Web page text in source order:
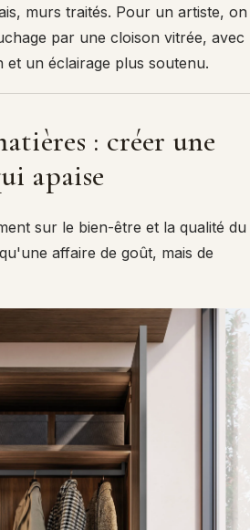
murs traités. Pour un artiste, on
par une cloison vitrée, avec
et un éclairage plus soutenu.
: créer une
apaise
sur le bien-être et la qualité du
affaire de goût, mais de